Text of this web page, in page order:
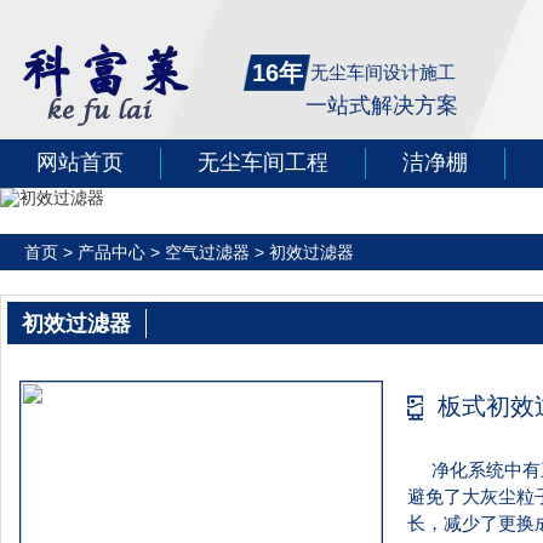
16年 无尘车间设计施工
一站式解决方案
网站首页 无尘车间工程 洁净棚
首页 > 产品中心 > 空气过滤器 > 初效过滤器
初效过滤器
板式初效
净化系统中
避免了大灰尘粒
长，减少了更换